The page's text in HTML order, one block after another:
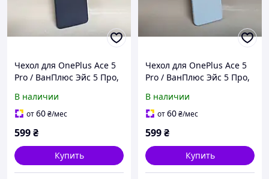
Чехол для OnePlus Ace 5
Pro / ВанПлюс Эйс 5 Про,
противоударный, синий
В наличии
от60₴/мес
599₴
Купить
Чехол для OnePlus Ace 5
Pro / ВанПлюс Эйс 5 Про,
противоударный, голубой
В наличии
от60₴/мес
599₴
Купить